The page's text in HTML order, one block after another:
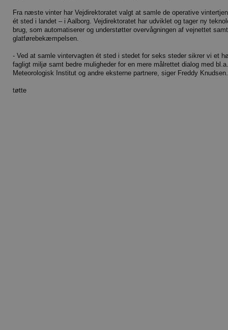
Fra næste vinter har Vejdirektoratet valgt at samle de operative
ét sted i landet – i Aalborg. Vejdirektoratet har udviklet og tager ny
brug, som automatiserer og understøtter overvågningen af vejnettet samt
glatførebekæmpelsen.
- Ved at samle vintervagten ét sted i stedet for seks steder sikrer vi et
fagligt miljø samt bedre muligheder for en mere målrettet dialog med bl.a.
Meteorologisk Institut og andre eksterne partnere, siger Freddy Knudsen.
tøtte